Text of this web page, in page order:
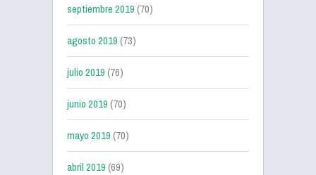
septiembre 2019(70)
agosto 2019(73)
julio 2019(76)
junio 2019(70)
mayo 2019(70)
abril 2019(69)